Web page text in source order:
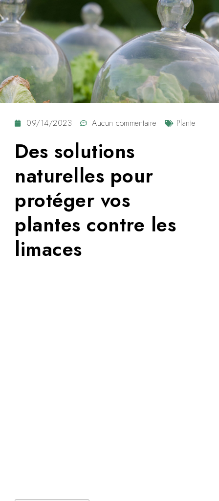
09/14/2023 Aucun commentaire Plante
Des solutions
naturelles pour
protéger vos
plantes contre les
limaces